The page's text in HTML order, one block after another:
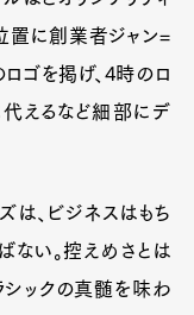
置に創業者ジャン=
ロゴを掲げ、4時のロ
えるなど細部にデ
は、ビジネスはもち
ない。控えめさとは
ックの真髄を味わ